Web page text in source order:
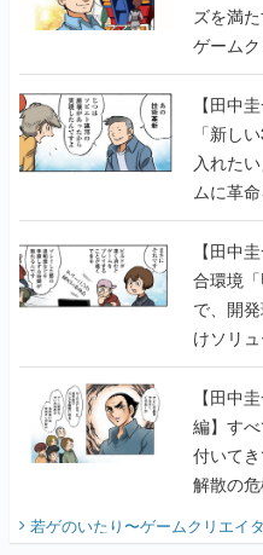
ズを満
ゲーム
【若ゲ
【田中
「新し
入れた
ムに革
のいた
【田中
合環境
で、開
けソリ
に行っ
【田中
編】す
付いて
解散の
開く。
『少年
若ゲのいたり〜ゲームクリエイ